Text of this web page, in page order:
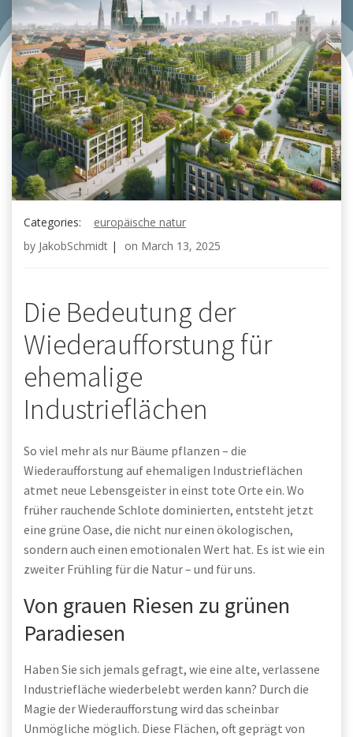
Categories:
europäische natur
by JakobSchmidt | on March 13, 2025
Die Bedeutung der
Wiederaufforstung für
ehemalige
Industrieflächen
So viel mehr als nur Bäume pflanzen – die
Wiederaufforstung auf ehemaligen Industrieflächen
atmet neue Lebensgeister in einst tote Orte ein. Wo
früher rauchende Schlote dominierten, entsteht jetzt
eine grüne Oase, die nicht nur einen ökologischen,
sondern auch einen emotionalen Wert hat. Es ist wie ein
zweiter Frühling für die Natur – und für uns.
Von grauen Riesen zu grünen
Paradiesen
Haben Sie sich jemals gefragt, wie eine alte, verlassene
Industriefläche wiederbelebt werden kann? Durch die
Magie der Wiederaufforstung wird das scheinbar
Unmögliche möglich. Diese Flächen, oft geprägt von